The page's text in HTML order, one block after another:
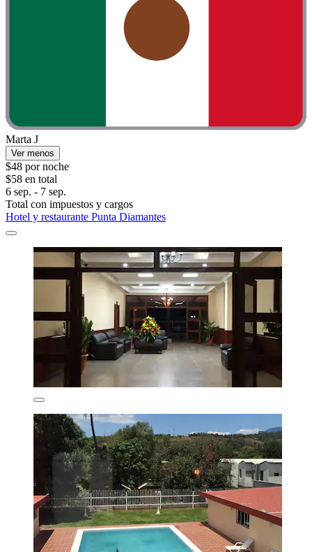
Marta J
Ver menos
$48 por noche
$58 en total
6 sep. - 7 sep.
Total con impuestos y cargos
Hotel y restaurante Punta Diamantes